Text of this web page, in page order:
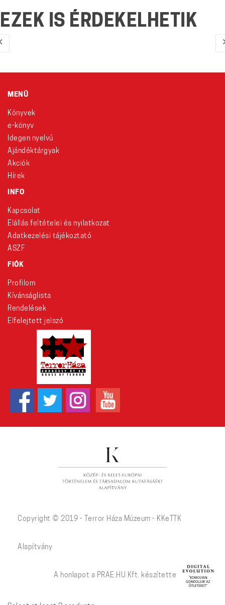
EZEK IS ÉRDEKELHETIK
MENÜ
Könyvek
e-könyv
Idegen nyelvű
Ajándéktárgyak
Akciók
Hírek
INFO
Kapcsolat
Elállás feltételei és nyilatkozat
Adatkezelési tájékoztató
ÁSZF
FIÓK
Profilom
Kívánságlista
Rendelések
Elfelejtett jelszó
Copyright © 2019 - Terror Háza Múzeum - KKeTTK
Alapítvány
A honlapot a PRAE.HU Kft. készítette